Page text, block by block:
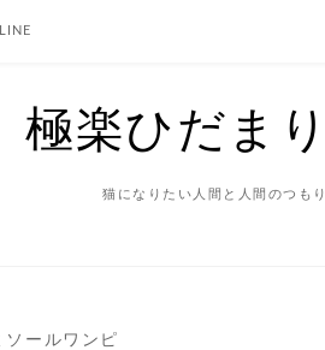
LINE
極楽ひだま
猫になりたい人間と人間のつも
ソールワンピ